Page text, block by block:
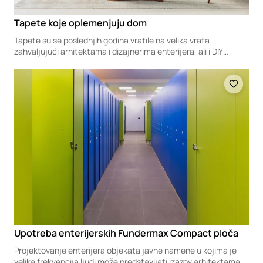
Tapete koje oplemenjuju dom
Tapete su se poslednjih godina vratile na velika vrata
zahvaljujući arhitektama i dizajnerima enterijera, ali i DIY
ukusu učinio ih je izuzetno popularnim sredstvom dekoracije
zidova, posebno u domovima.
Loading
Upotreba enterijerskih Fundermax Compact ploča
Projektovanje enterijera objekata javne namene u kojima je